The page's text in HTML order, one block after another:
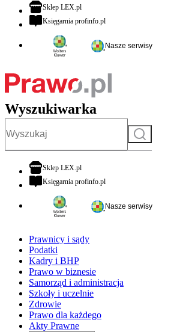
Sklep LEX.plotwiera się w nowej karcie
Księgarnia profinfo.plotwiera się w nowej
Nasze serwisy
Wyszukiwarka
Szukaj
Sklep LEX.plotwiera się w nowej karcie
Księgarnia profinfo.plotwiera się w nowej
Nasze serwisy
Prawnicy i sądy
Podatki
Kadry i BHP
Prawo w biznesie
Samorząd i administracja
Szkoły i uczelnie
Zdrowie
Prawo dla każdego
Akty Prawne